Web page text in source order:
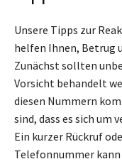
Unsere Tipps zur
helfen Ihnen, Betrug
Zunächst sollten
Vorsicht behandelt
diesen Nummern
sind, dass es sich um
Ein kurzer Rückruf
Telefonnummer